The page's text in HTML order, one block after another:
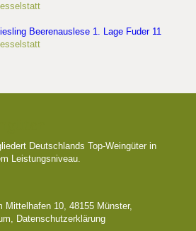
Beerenauslese 1. Lage Fuder 11
Deutschlands Top-Weingüter in
Leistungsniveau.
10, 48155 Münster,
, Datenschutzerklärung